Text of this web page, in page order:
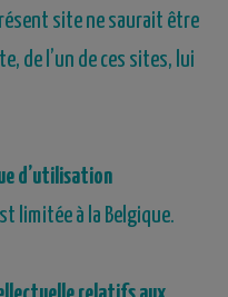
site ne saurait être
de l’un de ces sites, lui
d’utilisation
limitée à la Belgique.